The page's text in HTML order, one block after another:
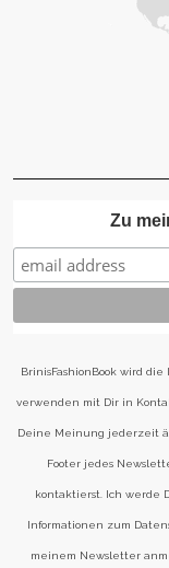
Zu
BrinisFashionBook wird
verwenden mit Dir in
Deine Meinung jederzeit
Footer jedes
kontaktierst. Ich werde
Informationen zum
meinem Newsletter